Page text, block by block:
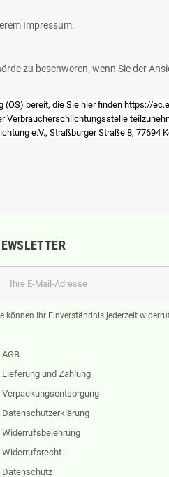
Impressum.
zu beschweren, wenn Sie der
bereit, die Sie hier finden https://
Verbraucherschlichtungsstelle
e.V., Straßburger Straße 8, 77694
können Ihr Einverständnis jederzeit
AGB
Lieferung und Zahlung
Verpackungsentsorgung
Datenschutzerklärung
Widerrufsbelehrung
Widerrufsrecht
Datenschutz